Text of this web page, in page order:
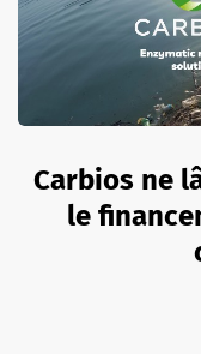
Carbios ne
le